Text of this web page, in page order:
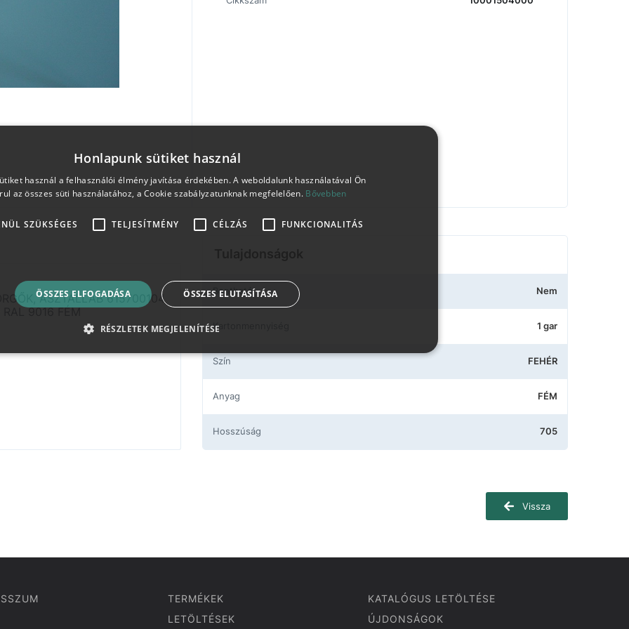
ASZTALLÁB 615700104
9016 FÉM
Bontható Nem
Kartonmennyiség 1 gar
Szín FEHÉR
Anyag FÉM
Hosszúság 705
Vissza
TERMÉKEK
LETÖLTÉSEK
KATALÓGUS LETÖLTÉSE
ÚJDONSÁGOK
Honlapunk sütiket használ
használ a felhasználói élmény javítása érdekében. A weboldalunk használatával Ön
az összes süti használatához, a Cookie szabályzatunknak megfelelően. Bővebben
SZÜKSÉGES TELJESÍTMÉNY CÉLZÁS FUNKCIONALITÁS
ÖSSZES ELFOGADÁSA ÖSSZES ELUTASÍTÁSA
RÉSZLETEK MEGJELENÍTÉSE